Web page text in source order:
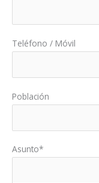
Teléfono / Móvil
Población
Asunto*